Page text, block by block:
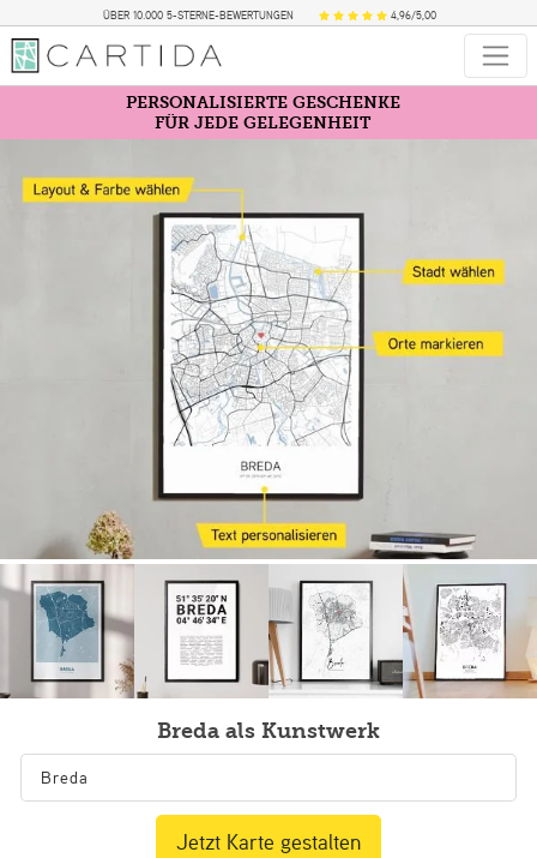
ÜBER 10.000 5-STERNE-BEWERTUNGEN 4,96/5,00
PERSONALISIERTE GESCHENKE
FÜR JEDE GELEGENHEIT
Breda als Kunstwerk
Jetzt Karte gestalten